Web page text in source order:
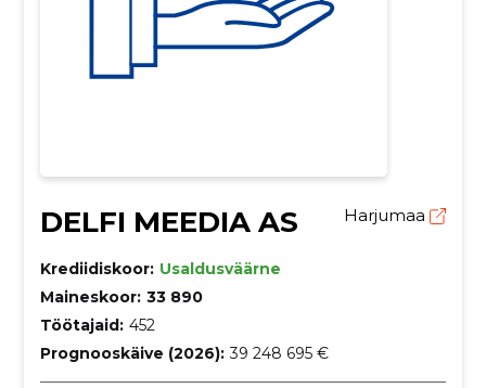
DELFI MEEDIA AS Harjumaa
Krediidiskoor: Usaldusväärne
Maineskoor: 33 890
Töötajaid: 452
Prognooskäive (2026): 39 248 695 €